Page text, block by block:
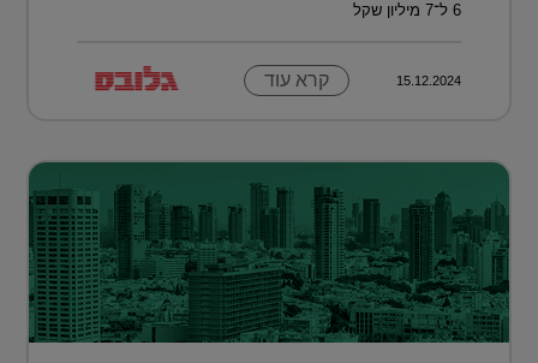
6 ל־7 מיליון שקל
15.12.2024 קרא עוד